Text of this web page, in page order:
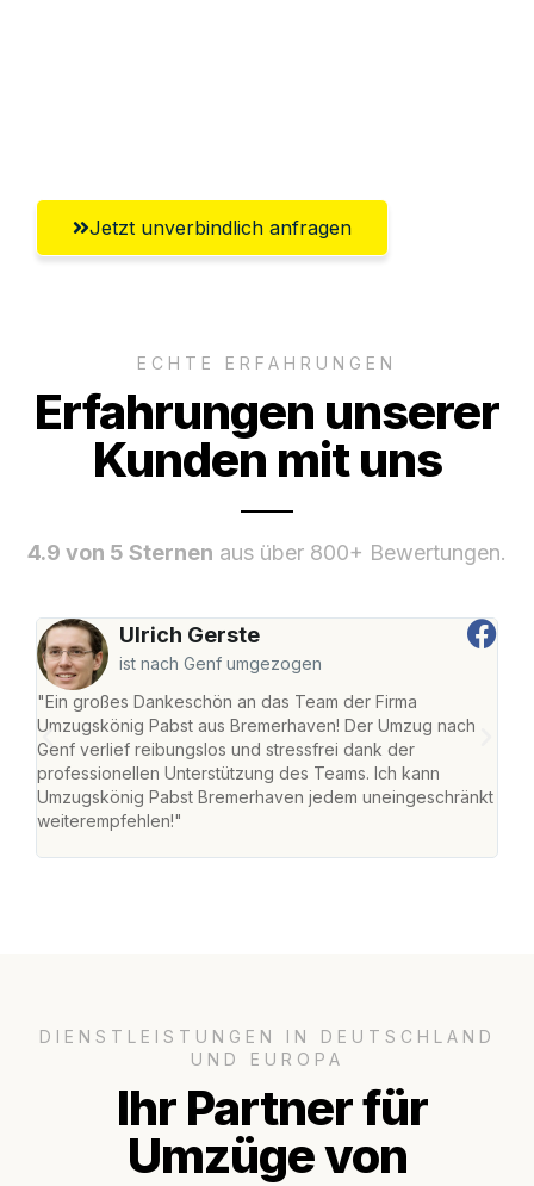
Jetzt unverbindlich anfragen
ECHTE ERFAHRUNGEN
Erfahrungen unserer
Kunden mit uns
4.9 von 5 Sternen aus über 800+ Bewertungen.
Ulrich Gerste
ist nach Genf umgezogen
"Ein großes Dankeschön an das Team der Firma
Umzugskönig Pabst aus Bremerhaven! Der Umzug nach
Genf verlief reibungslos und stressfrei dank der
professionellen Unterstützung des Teams. Ich kann
Umzugskönig Pabst Bremerhaven jedem uneingeschränkt
weiterempfehlen!"
DIENSTLEISTUNGEN IN DEUTSCHLAND
UND EUROPA
Ihr Partner für
Umzüge von